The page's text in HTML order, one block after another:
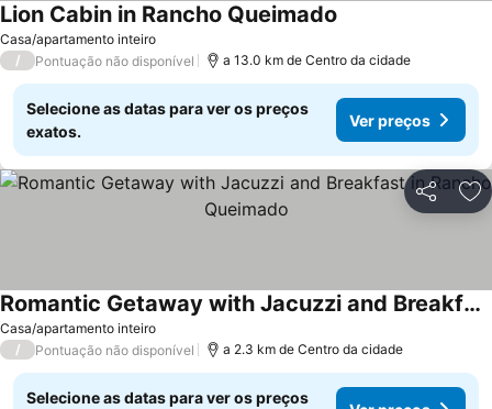
Casa/apartamento inteiro
Lion Cabin in Rancho Queimado
/ Pontuação não disponível a 13.0 km de Centro da cidade
Selecione as datas para ver os preços
exatos.
Ver preços
Partilhar
Casa/apartamento inteiro
Romantic Getaway with Jacuzzi and Breakfast in Rancho Queimado
/ Pontuação não disponível a 2.3 km de Centro da cidade
Selecione as datas para ver os preços